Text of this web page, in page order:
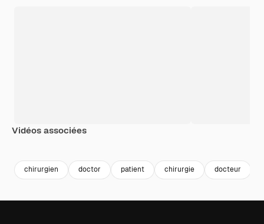
Vidéos associées
chirurgien doctor patient chirurgie docteur